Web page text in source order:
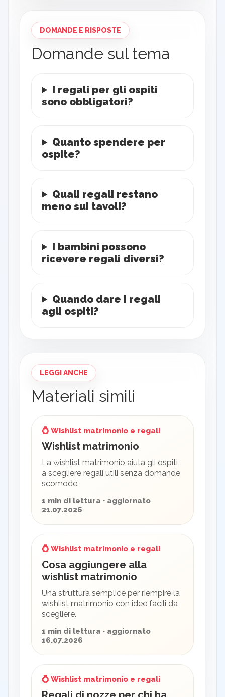
DOMANDE E RISPOSTE
Domande sul tema
I regali per gli ospiti
sono obbligatori?
Quanto spendere per
ospite?
Quali regali restano
meno sui tavoli?
I bambini possono
ricevere regali diversi?
Quando dare i regali
agli ospiti?
LEGGI ANCHE
Materiali simili
💍 Wishlist matrimonio e regali
Wishlist matrimonio
La wishlist matrimonio aiuta gli ospiti
a scegliere regali utili senza domande
scomode.
1 min di lettura · aggiornato
21.07.2026
💍 Wishlist matrimonio e regali
Cosa aggiungere alla
wishlist matrimonio
Una struttura semplice per riempire la
wishlist matrimonio con idee facili da
scegliere.
1 min di lettura · aggiornato
16.07.2026
💍 Wishlist matrimonio e regali